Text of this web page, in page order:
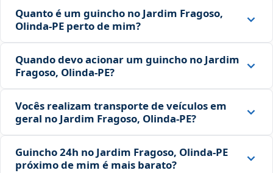
Quanto é um guincho no Jardim Fragoso,
Olinda‑PE perto de mim?
Quando devo acionar um guincho no Jardim
Fragoso, Olinda‑PE?
Vocês realizam transporte de veículos em
geral no Jardim Fragoso, Olinda‑PE?
Guincho 24h no Jardim Fragoso, Olinda‑PE
próximo de mim é mais barato?